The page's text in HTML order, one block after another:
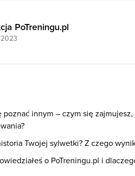
PoTreningu.pl
poznać innym – czym się
Twojej sylwetki? Z czego
o PoTreningu.pl i